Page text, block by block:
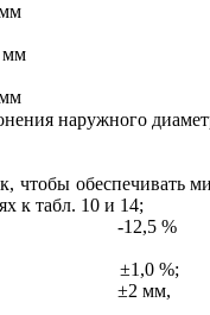
мм
наружного
обеспечивать
к табл. 10 и 14;
-12,5 %
±1,0 %;
±2 мм,